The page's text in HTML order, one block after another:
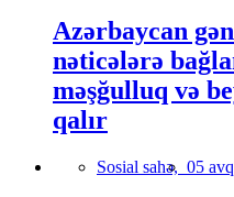
Azərbaycan
nəticələrə
məşğulluq və
qalır
Sosial sahə, 05